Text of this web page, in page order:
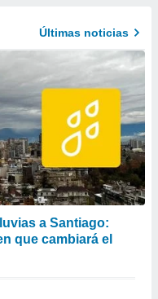
Últimas noticias
a Santiago:
que cambiará el